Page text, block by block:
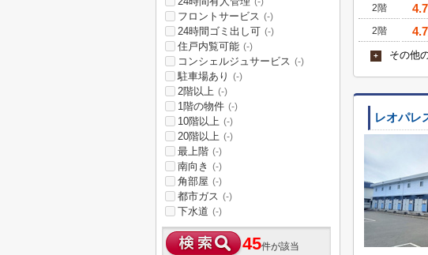
2階
4.7
2階
4.7
+ その他
レオパレ
フロントサービス (-)
24時間ゴミ出し可 (-)
住戸内覧可能 (-)
コンシェルジュサービス (-)
駐車場あり (-)
2階以上 (-)
1階の物件 (-)
10階以上 (-)
20階以上 (-)
最上階 (-)
南向き (-)
角部屋 (-)
都市ガス (-)
下水道 (-)
45件が該当